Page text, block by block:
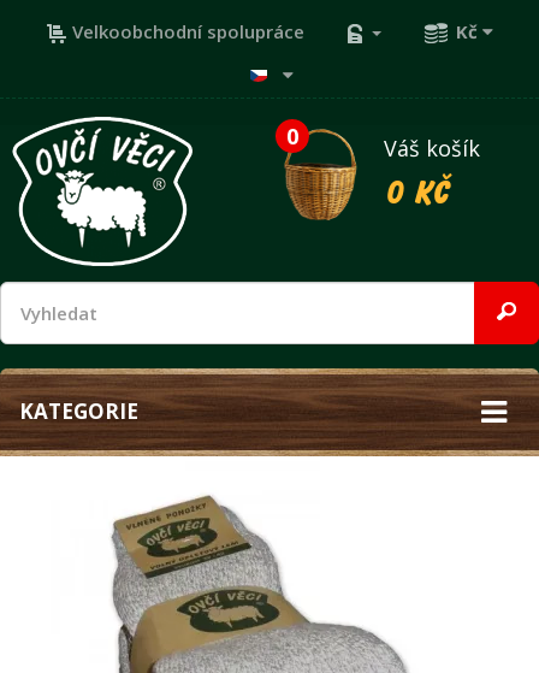
Velkoobchodní spolupráce Kč
0
Váš košík
0 Kč
KATEGORIE